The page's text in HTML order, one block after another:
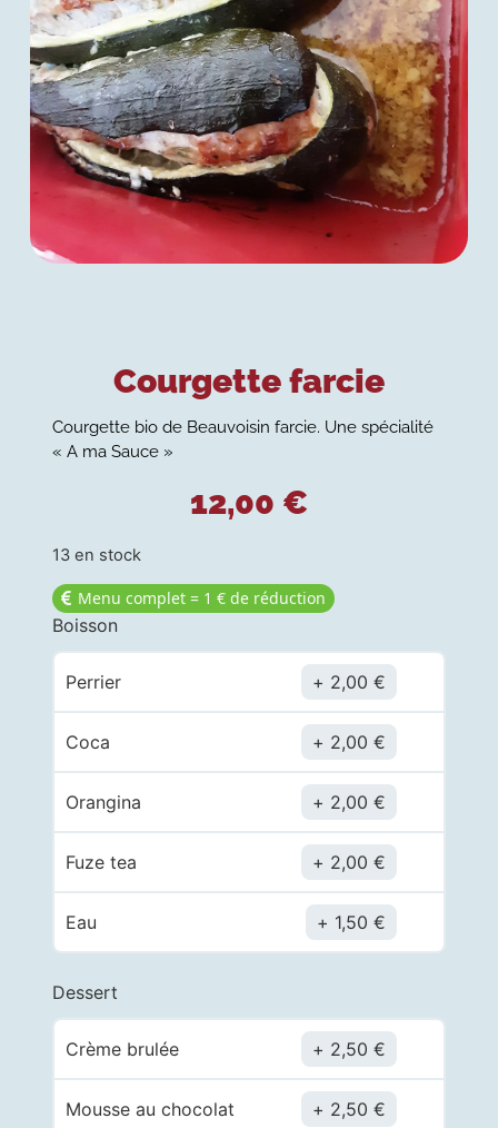
Courgette farcie
Courgette bio de Beauvoisin farcie. Une spécialité
« A ma Sauce »
12,00 €
13 en stock
Menu complet = 1 € de réduction
Boisson
Perrier 2,00€
Coca 2,00€
Orangina 2,00€
Fuze tea 2,00€
Eau 1,50€
Dessert
Crème brulée 2,50€
Mousse au chocolat 2,50€